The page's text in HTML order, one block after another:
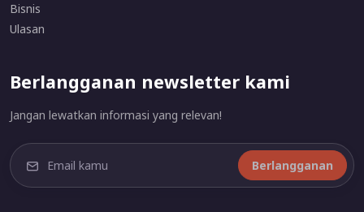
Bisnis
Ulasan
Berlangganan newsletter kami
Jangan lewatkan informasi yang relevan!
Berlangganan